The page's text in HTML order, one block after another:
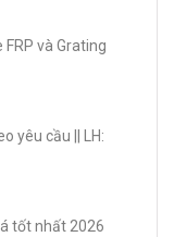
và Grating
yêu cầu || LH:
tốt nhất 2026